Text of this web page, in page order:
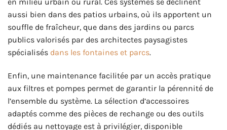
en milieu urbain ou rural. Ces systèmes se déclinent
aussi bien dans des patios urbains, où ils apportent un
souffle de fraîcheur, que dans des jardins ou parcs
publics valorisés par des architectes paysagistes
spécialisés dans les fontaines et parcs.
Enfin, une maintenance facilitée par un accès pratique
aux filtres et pompes permet de garantir la pérennité de
l’ensemble du système. La sélection d’accessoires
adaptés comme des pièces de rechange ou des outils
dédiés au nettoyage est à privilégier, disponible